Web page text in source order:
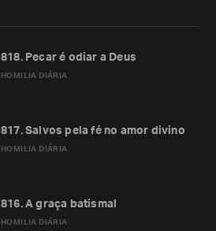
HOMILIA DIÁRIA
818. Pecar é odiar a Deus
HOMILIA DIÁRIA
817. Salvos pela fé no amor divino
HOMILIA DIÁRIA
816. A graça batismal